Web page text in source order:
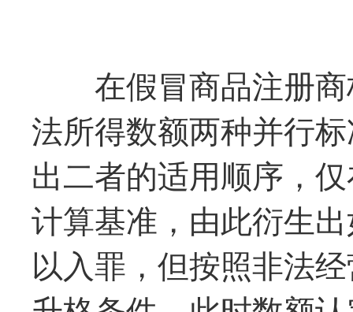
在假冒商品注册商
法所得数额两种并行
出二者的适用顺序，
计算基准，由此衍生
以入罪，但按照非法